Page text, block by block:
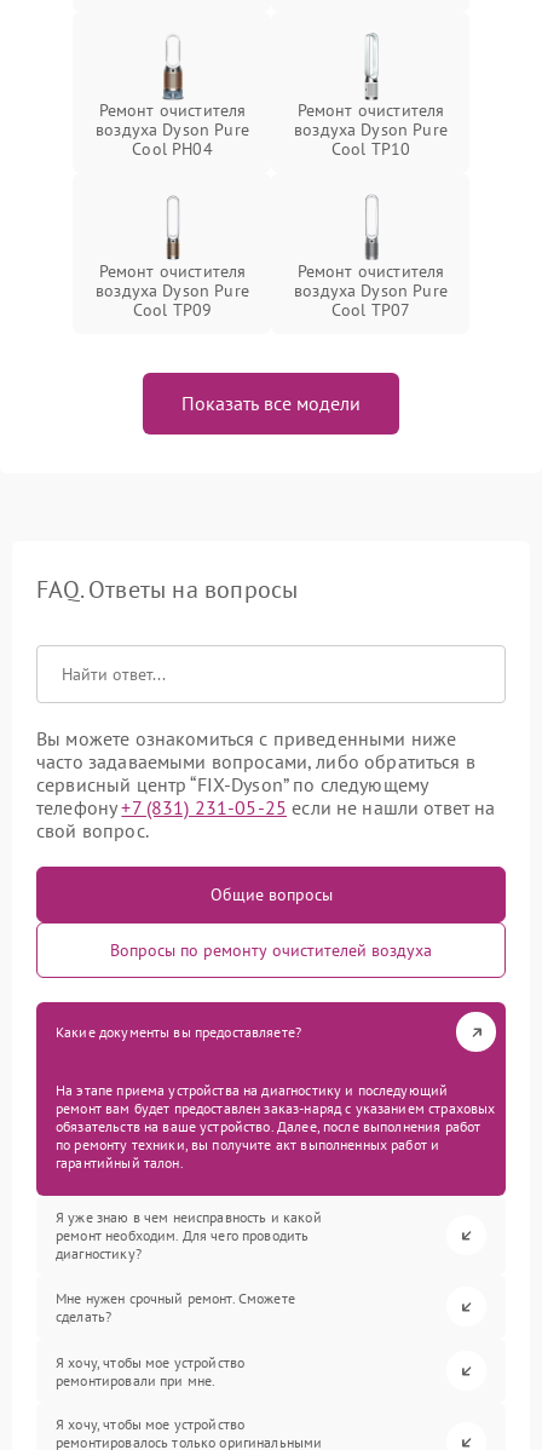
Ремонт очистителя
воздуха Dyson Pure
Cool PH04
Ремонт очистителя
воздуха Dyson Pure
Cool TP10
Ремонт очистителя
воздуха Dyson Pure
Cool TP09
Ремонт очистителя
воздуха Dyson Pure
Cool TP07
Показать все модели
FAQ. Ответы на вопросы
Вы можете ознакомиться с приведенными ниже
часто задаваемыми вопросами, либо обратиться в
сервисный центр “FIX-Dyson” по следующему
телефону+7 (831) 231-05-25 если не нашли ответ на
свой вопрос.
Общие вопросы
Вопросы по ремонту очистителей воздуха
Какие документы вы предоставляете?
На этапе приема устройства на диагностику и последующий
ремонт вам будет предоставлен заказ-наряд с указанием страховых
обязательств на ваше устройство. Далее, после выполнения работ
по ремонту техники, вы получите акт выполненных работ и
гарантийный талон.
Я уже знаю в чем неисправность и какой
ремонт необходим. Для чего проводить
диагностику?
Мне нужен срочный ремонт. Сможете
сделать?
Я хочу, чтобы мое устройство
ремонтировали при мне.
Я хочу, чтобы мое устройство
ремонтировалось только оригинальными